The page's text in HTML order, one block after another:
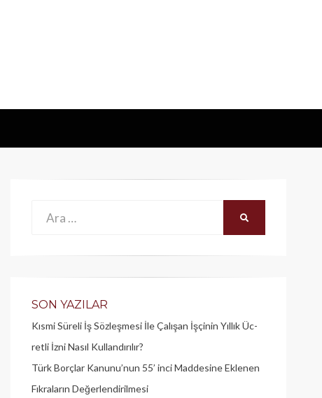
Ara:
SON YAZILAR
Kısmi Süreli İş Sözleşmesi İle Çalışan İşçinin Yıllık Üc­
retli İzni Nasıl Kullandırılır?
Türk Borçlar Kanunu’nun 55’ inci Maddesine Eklenen
Fıkraların Değerlendirilmesi